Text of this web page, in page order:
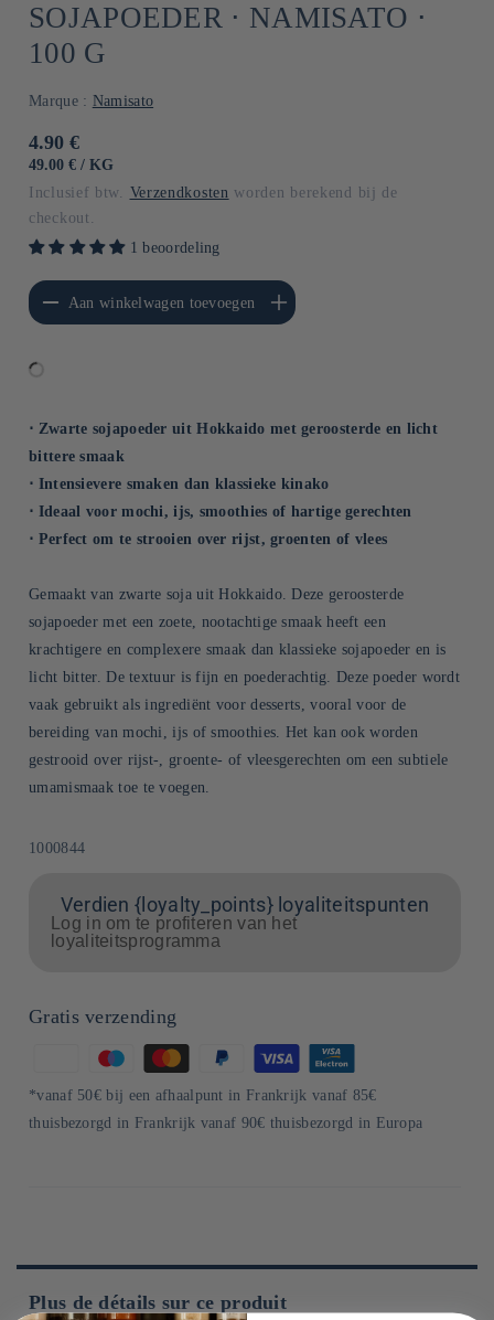
SOJAPOEDER ⋅ NAMISATO ⋅
100 G
Marque : Namisato
Normale
prijs
4.90 €
EENHEIDSPRIJS
49.00 € / PER
KG
Inclusief btw. Verzendkosten worden berekend bij de
checkout.
1 beoordeling
voor Default
Title
Aan winkelwagen toevoegen
Aantal verhogen voor Default
Title
⋅ Zwarte sojapoeder uit Hokkaido met geroosterde en licht
bittere smaak
⋅ Intensievere smaken dan klassieke kinako
⋅ Ideaal voor mochi, ijs, smoothies of hartige gerechten
⋅ Perfect om te strooien over rijst, groenten of vlees
Gemaakt van zwarte soja uit Hokkaido. Deze geroosterde
sojapoeder met een zoete, nootachtige smaak heeft een
krachtigere en complexere smaak dan klassieke sojapoeder en is
licht bitter. De textuur is fijn en poederachtig. Deze poeder wordt
vaak gebruikt als ingrediënt voor desserts, vooral voor de
bereiding van mochi, ijs of smoothies. Het kan ook worden
gestrooid over rijst-, groente- of vleesgerechten om een subtiele
umamismaak toe te voegen.
SKU:
1000844
Verdien {loyalty_points} loyaliteitspunten
Log in om te profiteren van het
loyaliteitsprogramma
Gratis verzending
Betaalmethoden
*vanaf 50€ bij een afhaalpunt in Frankrijk vanaf 85€
thuisbezorgd in Frankrijk vanaf 90€ thuisbezorgd in Europa
Plus de détails sur ce produit